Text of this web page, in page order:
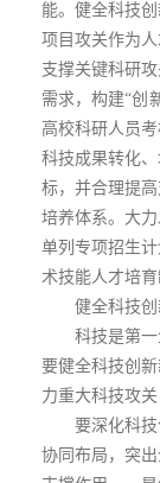
能。健全科技
项目攻关作为
支撑关键科研
需求，构建“创
高校科研人员
科技成果转化
标，并合理提
培养体系。大
单列专项招生
术技能人才培育
健全科技创
科技是第一生
要健全科技创
力重大科技攻
要深化科技
协同布局，突